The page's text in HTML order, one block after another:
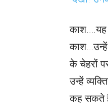
काश….यह
के चेहरों
उन्हें
कह सकते